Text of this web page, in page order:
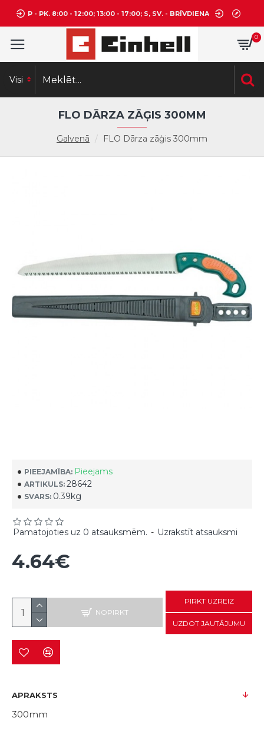
P - PK. 8:00 - 12:00; 13:00 - 17:00; S, SV. - BRĪVDIENA
0
Visi
Galvenā FLO Dārza zāģis 300mm
FLO DĀRZA ZĀĢIS 300MM
PIEEJAMĪBA: Pieejams
ARTIKULS: 28642
SVARS: 0.39kg
Pamatojoties uz 0 atsauksmēm. - Uzrakstīt atsauksmi
4.64€
NOPIRKT
PIRKT UZREIZ
UZDOT JAUTĀJUMU
APRAKSTS
300mm